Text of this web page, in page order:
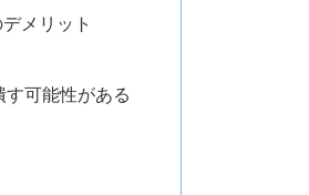
メリット
可能性がある